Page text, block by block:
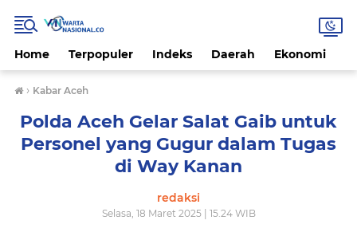
Home Terpopuler Indeks Daerah Ekonomi
› Kabar Aceh
Polda Aceh Gelar Salat Gaib untuk
Personel yang Gugur dalam Tugas
di Way Kanan
redaksi
Selasa, 18 Maret 2025 | 15.24 WIB